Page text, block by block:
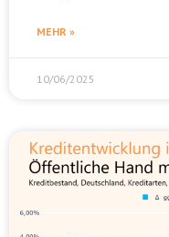
MEHR »
10/06/2025